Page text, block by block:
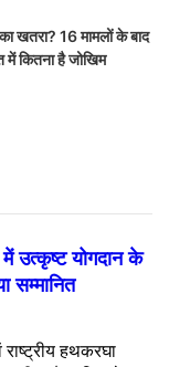
खतरा? 16 मामलों के बाद
में कितना है जोखिम